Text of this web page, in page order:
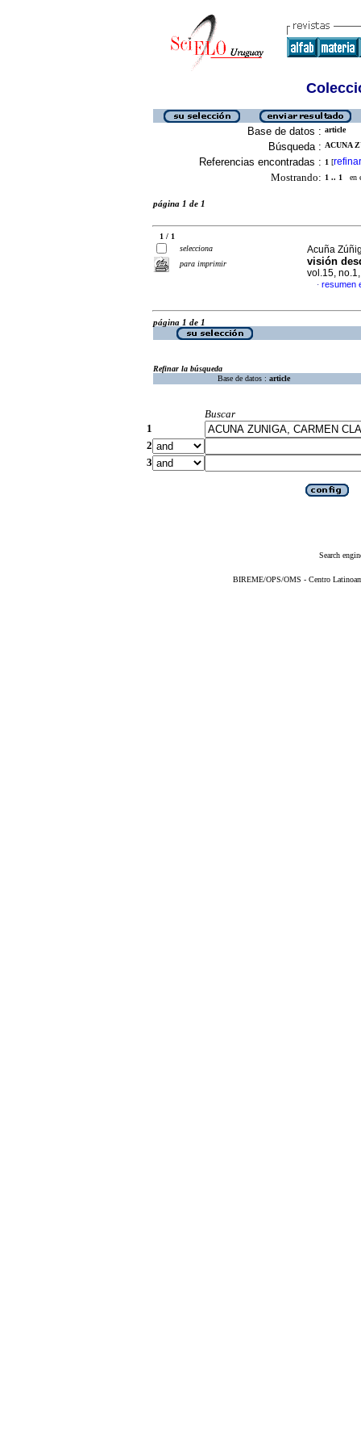
Base de datos : article
Búsqueda : ACUNA
Referencias encontradas : 1 [refinar
Mostrando: 1 .. 1 en
página 1 de 1
1 / 1
selecciona
para imprimir
Acuña
visión
vol.15,
· resumen
página 1 de 1
Refinar la búsqueda
Base de datos : article
Buscar
1
2
3
Search
BIREME/OPS/OMS - Centro